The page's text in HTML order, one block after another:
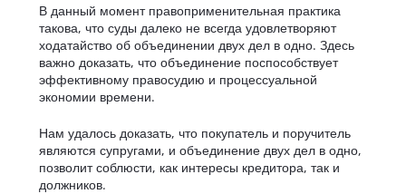
В данный момент правоприменительная практика
такова, что суды далеко не всегда удовлетворяют
ходатайство об объединении двух дел в одно. Здесь
важно доказать, что объединение поспособствует
эффективному правосудию и процессуальной
экономии времени.
Нам удалось доказать, что покупатель и поручитель
являются супругами, и объединение двух дел в одно,
позволит соблюсти, как интересы кредитора, так и
должников.